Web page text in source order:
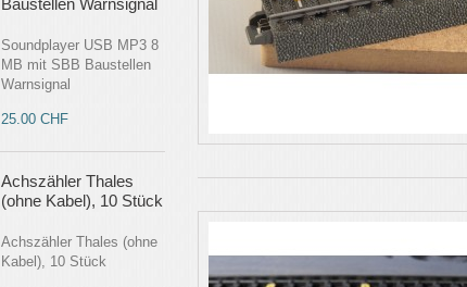
Soundplayer USB MP3 8
MB mit SBB Baustellen
Warnsignal
25.00 CHF
Achszähler Thales
(ohne Kabel), 10 Stück
Achszähler Thales (ohne
Kabel), 10 Stück